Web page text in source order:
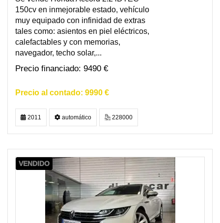
150cv en inmejorable estado, vehículo
muy equipado con infinidad de extras
tales como: asientos en piel eléctricos,
calefactables y con memorias,
navegador, techo solar,...
9490 €
9990 €
2011 automático 228000
VENDIDO